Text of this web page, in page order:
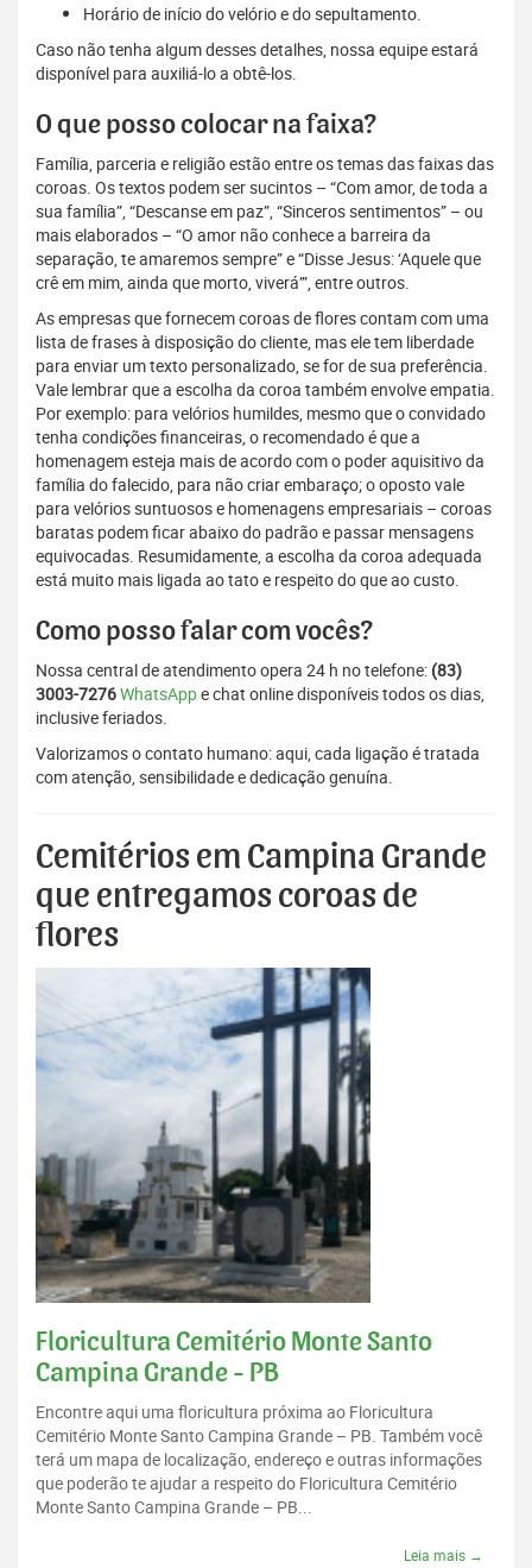
Horário de início do velório e do sepultamento.
Caso não tenha algum desses detalhes, nossa equipe estará
disponível para auxiliá-lo a obtê-los.
O que posso colocar na faixa?
Família, parceria e religião estão entre os temas das faixas das
coroas. Os textos podem ser sucintos – “Com amor, de toda a
sua família”, “Descanse em paz”, “Sinceros sentimentos” – ou
mais elaborados – “O amor não conhece a barreira da
separação, te amaremos sempre” e “Disse Jesus: ‘Aquele que
crê em mim, ainda que morto, viverá’”, entre outros.
As empresas que fornecem coroas de flores contam com uma
lista de frases à disposição do cliente, mas ele tem liberdade
para enviar um texto personalizado, se for de sua preferência.
Vale lembrar que a escolha da coroa também envolve empatia.
Por exemplo: para velórios humildes, mesmo que o convidado
tenha condições financeiras, o recomendado é que a
homenagem esteja mais de acordo com o poder aquisitivo da
família do falecido, para não criar embaraço; o oposto vale
para velórios suntuosos e homenagens empresariais – coroas
baratas podem ficar abaixo do padrão e passar mensagens
equivocadas. Resumidamente, a escolha da coroa adequada
está muito mais ligada ao tato e respeito do que ao custo.
Como posso falar com vocês?
Nossa central de atendimento opera 24 h no telefone: (83)
3003-7276WhatsAppe chat online disponíveis todos os dias,
inclusive feriados.
Valorizamos o contato humano: aqui, cada ligação é tratada
com atenção, sensibilidade e dedicação genuína.
Cemitérios em Campina Grande
que entregamos coroas de
flores
Floricultura Cemitério Monte Santo
Campina Grande - PB
Encontre aqui uma floricultura próxima ao Floricultura
Cemitério Monte Santo Campina Grande – PB. Também você
terá um mapa de localização, endereço e outras informações
que poderão te ajudar a respeito do Floricultura Cemitério
Monte Santo Campina Grande – PB...
Leia mais →